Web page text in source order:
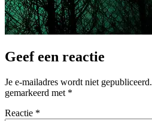
Geef een reactie
Je e-mailadres wordt niet gepubliceerd.
gemarkeerd met *
Reactie *